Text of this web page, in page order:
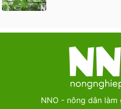
NNO - nông dân làm